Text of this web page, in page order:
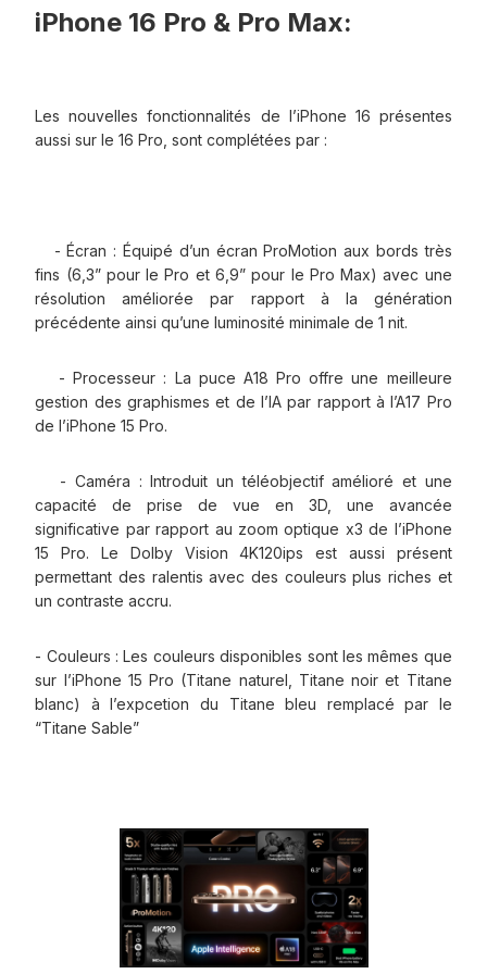
iPhone 16 Pro & Pro Max:
Les nouvelles fonctionnalités de l’iPhone 16 présentes
aussi sur le 16 Pro, sont complétées par :
- Écran : Équipé d’un écran ProMotion aux bords très
fins (6,3” pour le Pro et 6,9” pour le Pro Max) avec une
résolution améliorée par rapport à la génération
précédente ainsi qu’une luminosité minimale de 1 nit.
- Processeur : La puce A18 Pro offre une meilleure
gestion des graphismes et de l’IA par rapport à l’A17 Pro
de l’iPhone 15 Pro.
- Caméra : Introduit un téléobjectif amélioré et une
capacité de prise de vue en 3D, une avancée
significative par rapport au zoom optique x3 de l’iPhone
15 Pro. Le Dolby Vision 4K120ips est aussi présent
permettant des ralentis avec des couleurs plus riches et
un contraste accru.
- Couleurs : Les couleurs disponibles sont les mêmes que
sur l’iPhone 15 Pro (Titane naturel, Titane noir et Titane
blanc) à l’expcetion du Titane bleu remplacé par le
“Titane Sable”